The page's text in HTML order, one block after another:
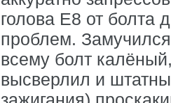
голова Е8 от болта
проблем.
всему болт
высверлил и